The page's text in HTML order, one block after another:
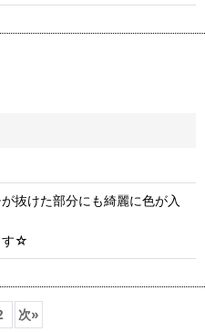
抜けた部分にも綺麗に色が入
す☆
次»